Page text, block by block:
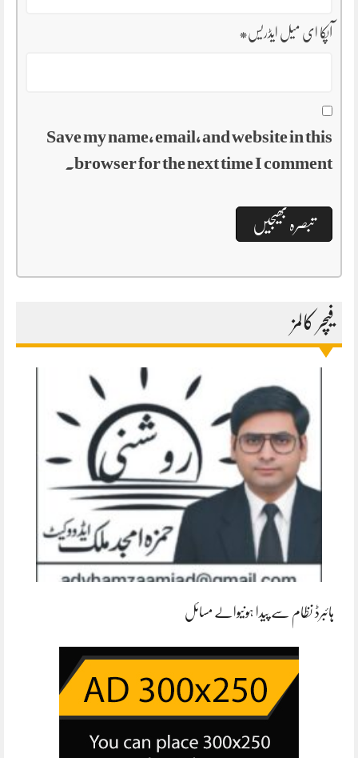
آپکا ای میل ایڈریس*
Save my name, email, and website in this
browser for the next time I comment.
فیچر کالمز
ہائبرڈ نظام سے پیدا ہونیوالے مسائل